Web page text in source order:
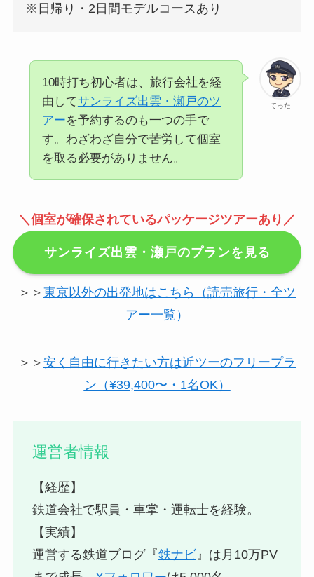
※日帰り・2日間モデルコースあり
てった
10時打ち初心者は、旅行会社を経
由してサンライズ出雲・瀬戸のツ
アーを予約するのも一つの手で
す。わざわざ自分で苦労して個室
を取る必要がありません。
＼ 個室が確保されているパッケージツアーあり／
サンライズ出雲・瀬戸のプランを見る
＞＞ 東京以外の出発地はこちら（読売旅行・全ツ
アー一覧）
＞＞ 安く自由に行きたい方は近ツーのフリープラ
ン（¥39,400〜・1名OK）
運営者情報
【経歴】
鉄道会社で駅員・車掌・運転士を経験。
【実績】
運営する鉄道ブログ『鉄ナビ』は月10万PV